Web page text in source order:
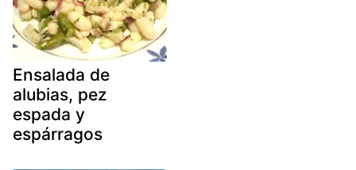
Ensalada de
alubias, pez
espada y
espárragos